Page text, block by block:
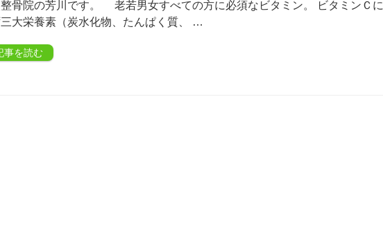
整骨院の芳川です。 老若男女すべての方に必須なビタミン。 ビタミンＣに
大栄養素（炭水化物、たんぱく質、 …
事を読む